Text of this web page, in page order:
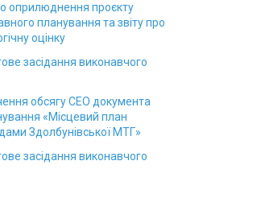
оприлюднення проєкту
планування та звіту про
оцінку
засідання виконавчого
обсягу СЕО документа
«Місцевий план
Здолбунівської МТГ»
засідання виконавчого